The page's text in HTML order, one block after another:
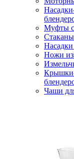
Муфты
Ножи
Крышки-
Чаши